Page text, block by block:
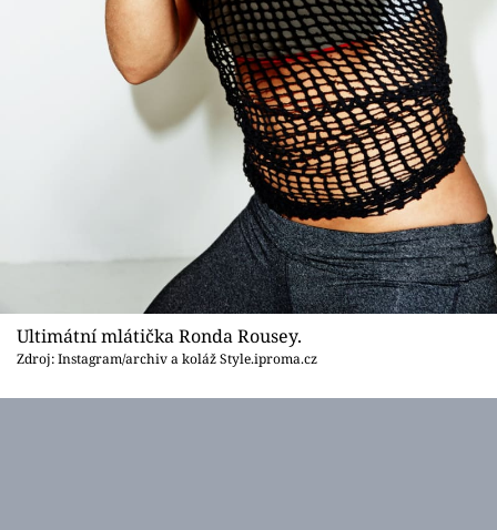
Ultimátní mlátička Ronda Rousey.
Zdroj: Instagram/archiv a koláž Style.iproma.cz